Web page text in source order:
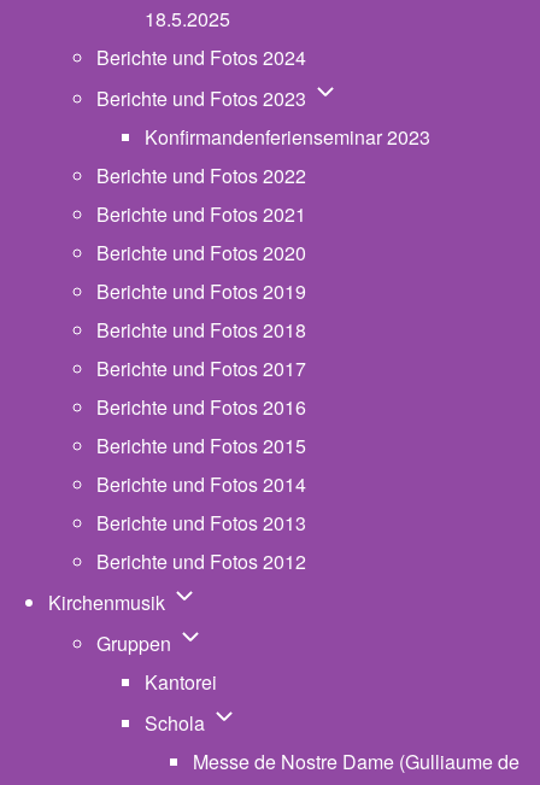
18.5.2025
Berichte und Fotos 2024
Berichte und Fotos 2023 Unternavigation von
Konfirmandenferienseminar 2023
Berichte und Fotos 2022
Berichte und Fotos 2021
Berichte und Fotos 2020
Berichte und Fotos 2019
Berichte und Fotos 2018
Berichte und Fotos 2017
Berichte und Fotos 2016
Berichte und Fotos 2015
Berichte und Fotos 2014
Berichte und Fotos 2013
Berichte und Fotos 2012
Kirchenmusik Unternavigation von Kirchenmusik
Gruppen Unternavigation von Gruppen
Kantorei
Schola Unternavigation von Schola
Messe de Nostre Dame (Gulliaume de